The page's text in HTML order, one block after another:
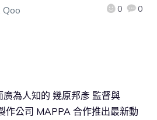
Qoo 0 0
為人知的 幾原邦彥 監督與
作公司 MAPPA 合作推出最新動